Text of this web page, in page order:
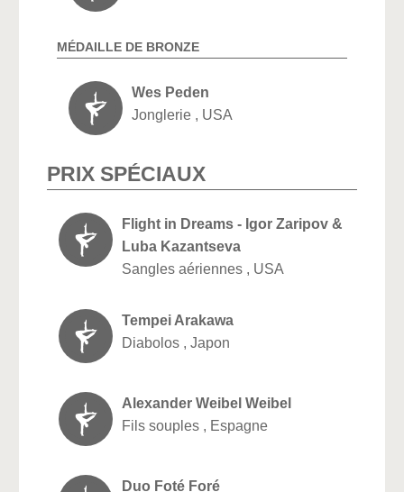
MÉDAILLE DE BRONZE
Wes Peden
Jonglerie , USA
PRIX SPÉCIAUX
Flight in Dreams - Igor Zaripov &
Luba Kazantseva
Sangles aériennes , USA
Tempei Arakawa
Diabolos , Japon
Alexander Weibel Weibel
Fils souples , Espagne
Duo Foté Foré